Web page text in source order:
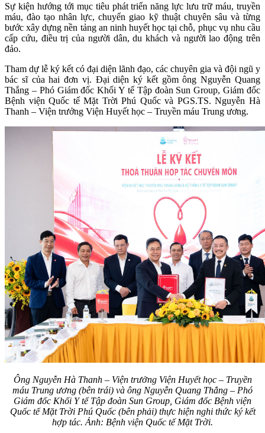
Sự kiện hướng tới mục tiêu phát triển năng lực lưu trữ máu, truyền
máu, đào tạo nhân lực, chuyển giao kỹ thuật chuyên sâu và từng
bước xây dựng nền tảng an ninh huyết học tại chỗ, phục vụ nhu cầu
cấp cứu, điều trị của người dân, du khách và người lao động trên
đảo.
Tham dự lễ ký kết có đại diện lãnh đạo, các chuyên gia và đội ngũ y
bác sĩ của hai đơn vị. Đại diện ký kết gồm ông Nguyễn Quang
Thắng – Phó Giám đốc Khối Y tế Tập đoàn Sun Group, Giám đốc
Bệnh viện Quốc tế Mặt Trời Phú Quốc và PGS.TS. Nguyễn Hà
Thanh – Viện trưởng Viện Huyết học – Truyền máu Trung ương.
Ông Nguyễn Hà Thanh – Viện trưởng Viện Huyết học – Truyền
máu Trung ương (bên trái) và ông Nguyễn Quang Thắng – Phó
Giám đốc Khối Y tế Tập đoàn Sun Group, Giám đốc Bệnh viện
Quốc tế Mặt Trời Phú Quốc (bên phải) thực hiện nghi thức ký kết
hợp tác. Ảnh: Bệnh viện Quốc tế Mặt Trời.